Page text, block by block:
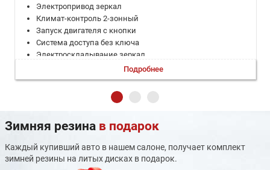
Электропривод зеркал
Климат-контроль 2-зонный
Запуск двигателя с кнопки
Система доступа без ключа
Электроскладывание зеркал
Адаптивный круиз-контроль
Электронная приборная панель
Система выбора режима движения
Электростеклоподъемники задние
Электростеклоподъемники передние
Датчик света
Светодиодные фары
Подробнее
Зимняя резина в подарок
Каждый купивший авто в нашем салоне, получает комплект
зимней резины на литых дисках в подарок.